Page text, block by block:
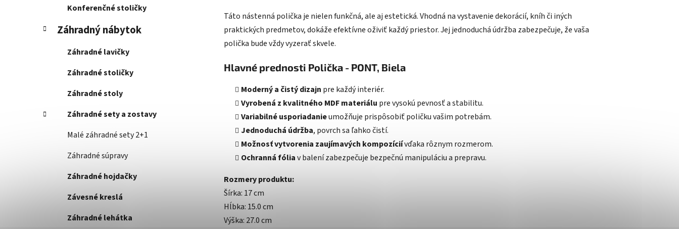
Konferenčné stoličky
Záhradný nábytok
Záhradné lavičky
Záhradné stoličky
Záhradné stoly
Záhradné sety a zostavy
Malé záhradné sety 2+1
Záhradné súpravy
Záhradné hojdačky
Závesné kreslá
Záhradné lehátka
Táto nástenná polička je nielen funkčná, ale aj estetická. Vhodná na vystavenie dekorácií, kníh či iných
praktických predmetov, dokáže efektívne oživiť každý priestor. Jej jednoduchá údržba zabezpečuje, že vaša
polička bude vždy vyzerať skvele.
Hlavné prednosti Polička - PONT, Biela
Moderný a čistý dizajn pre každý interiér.
Vyrobená z kvalitného MDF materiálu pre vysokú pevnosť a stabilitu.
Variabilné usporiadanieumožňuje prispôsobiť poličku vašim potrebám.
Jednoduchá údržba, povrch sa ľahko čistí.
Možnosť vytvorenia zaujímavých kompozíciívďaka rôznym rozmerom.
Ochranná fóliav balení zabezpečuje bezpečnú manipuláciu a prepravu.
Rozmery produktu:
Šírka: 17 cm
Hĺbka: 15.0 cm
Výška: 27.0 cm